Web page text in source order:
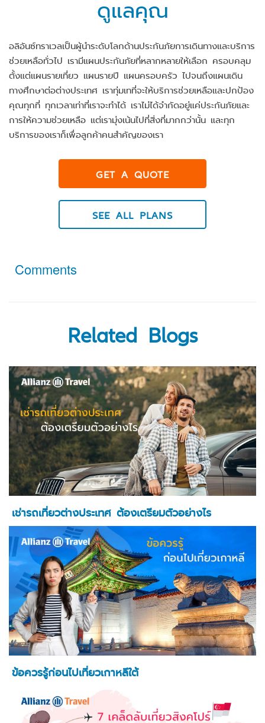
ดูแลคุณ
อลิอันซ์ทราเวลเป็นผู้นำระดับโลกด้านประกันภัยการเดินทางและบริการ
ช่วยเหลือทั่วไป เรามีแผนประกันภัยที่หลากหลายให้เลือก ครอบคลุม
ตั้งแต่แผนรายเที่ยว แผนรายปี แผนครอบครัว ไปจนถึงแผนเดิน
ทางศึกษาต่อต่างประเทศ เราทุ่มเทที่จะให้บริการช่วยเหลือและปกป้อง
คุณทุกที่ ทุกเวลาเท่าที่เราจะทำได้ เราไม่ได้จำกัดอยู่แค่ประกันภัยและ
การให้ความช่วยเหลือ แต่เรามุ่งเน้นไปที่สิ่งที่มากกว่านั้น และทุก
บริการของเราก็เพื่อลูกค้าคนสำคัญของเรา
GET A QUOTE
SEE ALL PLANS
Comments
Related Blogs
เช่ารถเที่ยวต่างประเทศ ต้องเตรียมตัวอย่างไร
ข้อควรรู้ก่อนไปเที่ยวเกาหลีใต้